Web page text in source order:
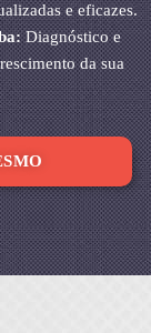
e eficazes.
Diagnóstico e
da sua